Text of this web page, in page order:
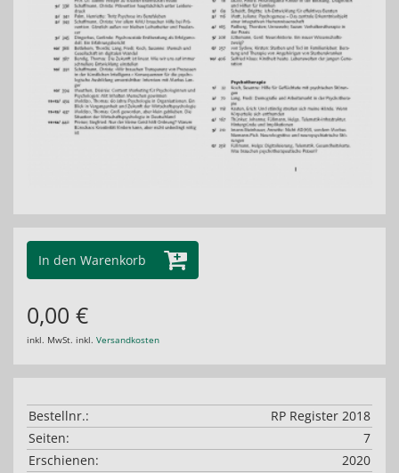
In den Warenkorb
0,00 €
inkl. MwSt. inkl. Versandkosten
Bestellnr.:
RP Register 2018
Seiten:
7
Erschienen:
2020